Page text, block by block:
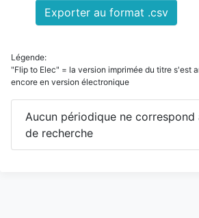
Exporter au format .csv
Légende:
"Flip to Elec" = la version imprimée du titre s'est
encore en version électronique
Aucun périodique ne correspond
de recherche